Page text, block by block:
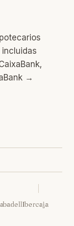
→
Ibercaja